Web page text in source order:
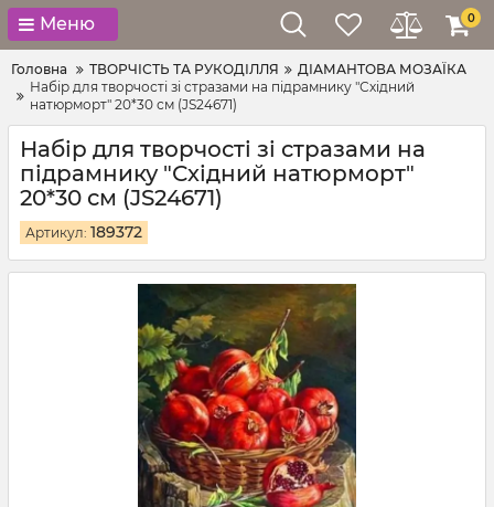
Меню 0
Головна ТВОРЧІСТЬ ТА РУКОДІЛЛЯ
ДІАМАНТОВА МОЗАЇКА
Набір для творчості зі стразами на підрамнику "Східний
натюрморт" 20*30 см (JS24671)
Набір для творчості зі стразами на
підрамнику "Східний натюрморт"
20*30 см (JS24671)
Артикул: 189372